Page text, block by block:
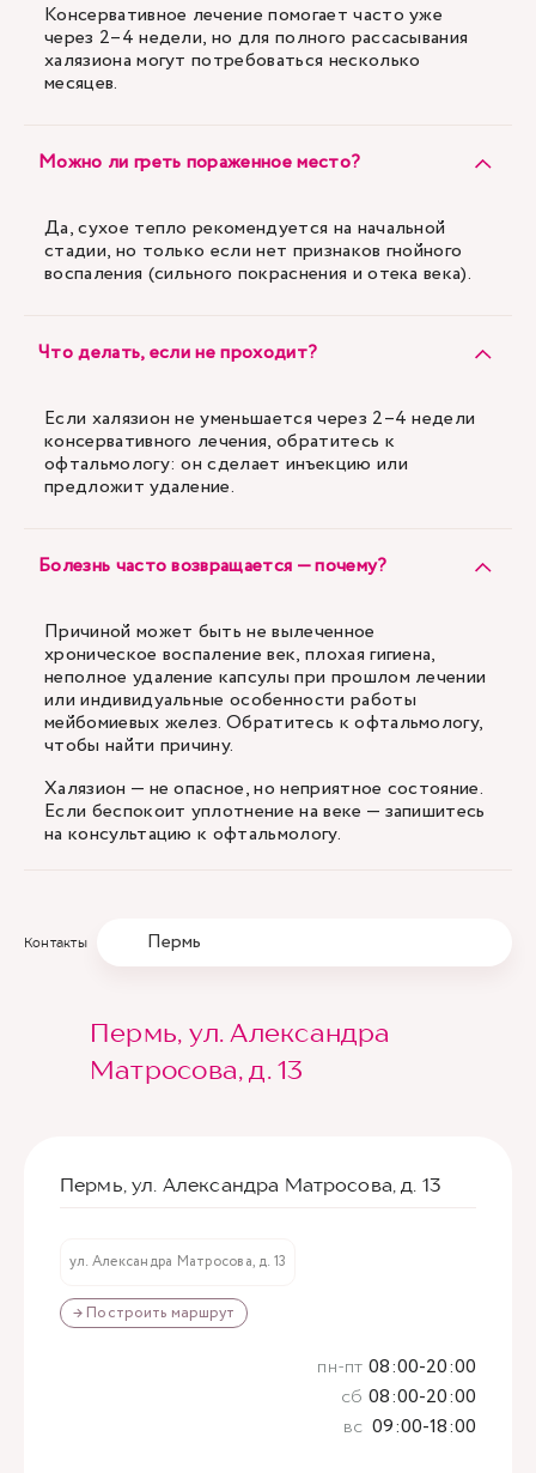
Консервативное лечение помогает часто уже
через 2–4 недели, но для полного рассасывания
халязиона могут потребоваться несколько
месяцев.
Можно ли греть пораженное место?
Да, сухое тепло рекомендуется на начальной
стадии, но только если нет признаков гнойного
воспаления (сильного покраснения и отека века).
Что делать, если не проходит?
Если халязион не уменьшается через 2–4 недели
консервативного лечения, обратитесь к
офтальмологу: он сделает инъекцию или
предложит удаление.
Болезнь часто возвращается — почему?
Причиной может быть не вылеченное
хроническое воспаление век, плохая гигиена,
неполное удаление капсулы при прошлом лечении
или индивидуальные особенности работы
мейбомиевых желез. Обратитесь к офтальмологу,
чтобы найти причину.
Халязион — не опасное, но неприятное состояние.
Если беспокоит уплотнение на веке — запишитесь
на консультацию к офтальмологу.
Контакты Пермь
Пермь, ул. Александра
Матросова, д. 13
Пермь, ул. Александра Матросова, д. 13
ул. Александра Матросова, д. 13
→ Построить маршрут
пн-пт 08:00-20:00
сб 08:00-20:00
вс 09:00-18:00